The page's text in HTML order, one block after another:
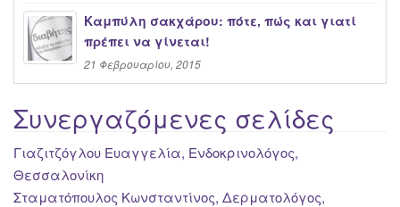
Καμπύλη σακχάρου: πότε, πώς και γιατί
πρέπει να γίνεται!
21 Φεβρουαρίου, 2015
Συνεργαζόμενες σελίδες
Γιαζιτζόγλου Ευαγγελία, Ενδοκρινολόγος,
Θεσσαλονίκη
Σταματόπουλος Κωνσταντίνος, Δερματολόγος,